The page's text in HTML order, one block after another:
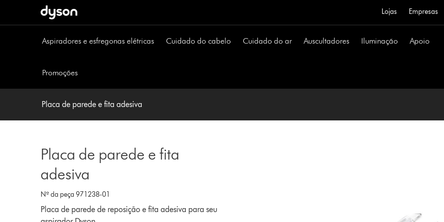
Lojas Empresas
Aspiradores e esfregonas elétricas Cuidado do cabelo Cuidado do ar Auscultadores Iluminação Apoio
Promoções
Placa de parede e fita adesiva
Placa de parede e fita
adesiva
Nº da peça 971238-01
Placa de parede de reposição e fita adesiva para seu